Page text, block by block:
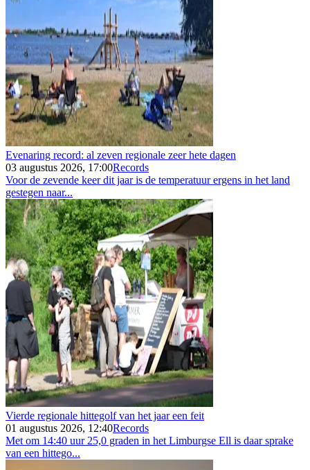
Evenaring record: al zeven regionale zeer hete dagen
03 augustus 2026, 17:00Records
Voor de zevende keer dit jaar is de temperatuur ergens in het land
gestegen naar...
Vierde regionale hittegolf van het jaar een feit
01 augustus 2026, 12:40Records
Met om 14:40 uur 25,0 graden in het Limburgse Ell is daar sprake
van een hittego...